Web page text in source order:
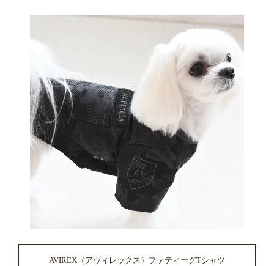
AVIREX（アヴィレックス）ファティーグTシャツ